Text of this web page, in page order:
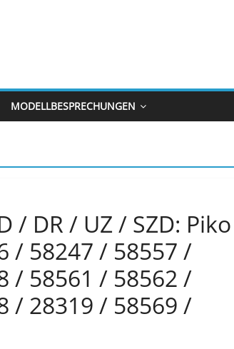
MODELLBESPRECHUNGEN
/ DR / UZ / SZD: Piko
/ 58247 / 58557 /
/ 58561 / 58562 /
/ 28319 / 58569 /